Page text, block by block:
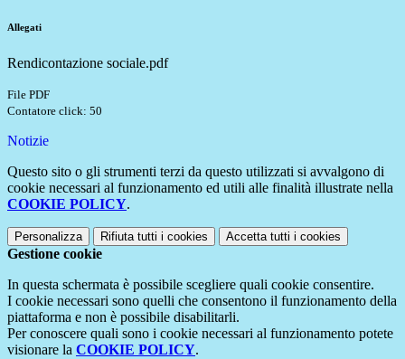
Allegati
Rendicontazione sociale.pdf
File PDF
Contatore click: 50
Notizie
Questo sito o gli strumenti terzi da questo utilizzati si avvalgono di
cookie necessari al funzionamento ed utili alle finalità illustrate nella
COOKIE POLICY.
Personalizza Rifiuta tutti i cookies Accetta tutti i cookies
Gestione cookie
In questa schermata è possibile scegliere quali cookie consentire.
I cookie necessari sono quelli che consentono il funzionamento della
piattaforma e non è possibile disabilitarli.
Per conoscere quali sono i cookie necessari al funzionamento potete
visionare la COOKIE POLICY.